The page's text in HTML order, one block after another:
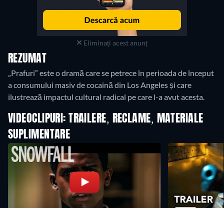
Eliminați acest anunț
REZUMAT
„Prafuri” este o dramă care se petrece în perioada de început
a consumului masiv de cocaină din Los Angeles și care
ilustrează impactul cultural radical pe care l-a avut acesta.
VIDEOCLIPURI: TRAILERE, RECLAME, MATERIALE
SUPLIMENTARE